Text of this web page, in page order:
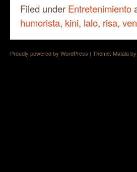
Filed under Entretenimiento
humorista, kini, lalo, risa,
Proudly powered by WordPress | Theme: Matala by